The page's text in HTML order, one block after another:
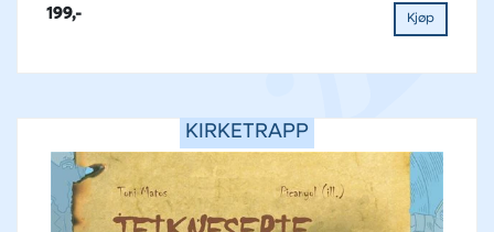
199,- Kjøp
KIRKETRAPP